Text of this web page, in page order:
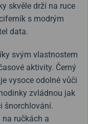
skvěle drží na ruce
s modrým
data.
svým vlastnostem
aktivity. Černý
vysoce odolné vůči
zvládnou jak
šnorchlování.
na ručkách a